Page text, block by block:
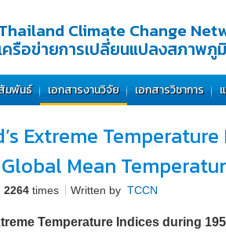
Climate Change
ครือข่ายการเปลี่ยนแปลงสภาพภู
มพันธ์ เอกสารงานวิจัย เอกสารวิชาการ
Extreme
Mean
2264 times Written by TCCN
Temperature Indices during